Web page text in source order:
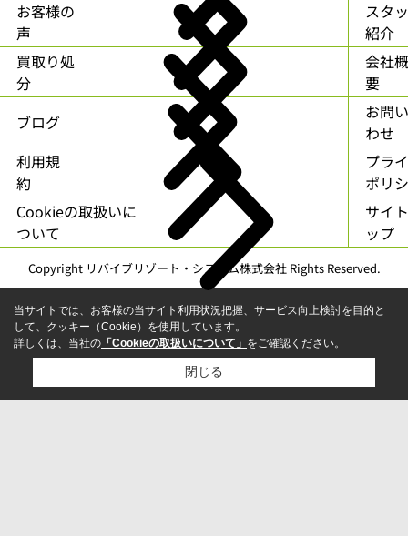
お客様の
声
スタ
紹介
買取り処
分
会社概
要
ブログ
お問
わせ
利用規
約
プラ
ポリ
Cookieの取扱いに
ついて
サイ
ップ
Copyright リバイブリゾート・システム株式会社 Rights Reserved.
当サイトでは、お客様の当サイト利用状況把握、サービス向上検討を目的と
して、クッキー（Cookie）を使用しています。
詳しくは、当社の 「Cookieの取扱いについて」 をご確認ください。
閉じる